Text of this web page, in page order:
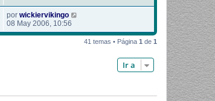
por wickiervikingo
08 May 2006, 10:56
41 temas • Página 1 de 1
Ir a